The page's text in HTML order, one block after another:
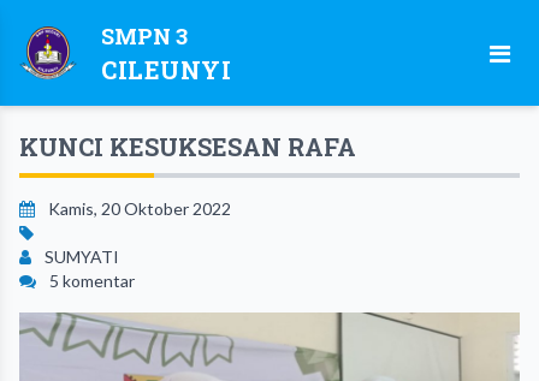
SMPN 3
CILEUNYI
KUNCI KESUKSESAN RAFA
Kamis, 20 Oktober 2022
SUMYATI
5 komentar